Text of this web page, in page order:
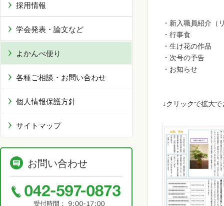
・新入職員紹介（
・行事食
・生け花の作品
・次号の予告
・お知らせ
↓クリックで拡大で
採用情報
学会発表・論文など
よかんべ便り
各種ご相談・お問い合わせ
個人情報保護方針
サイトマップ
お問い合わせ